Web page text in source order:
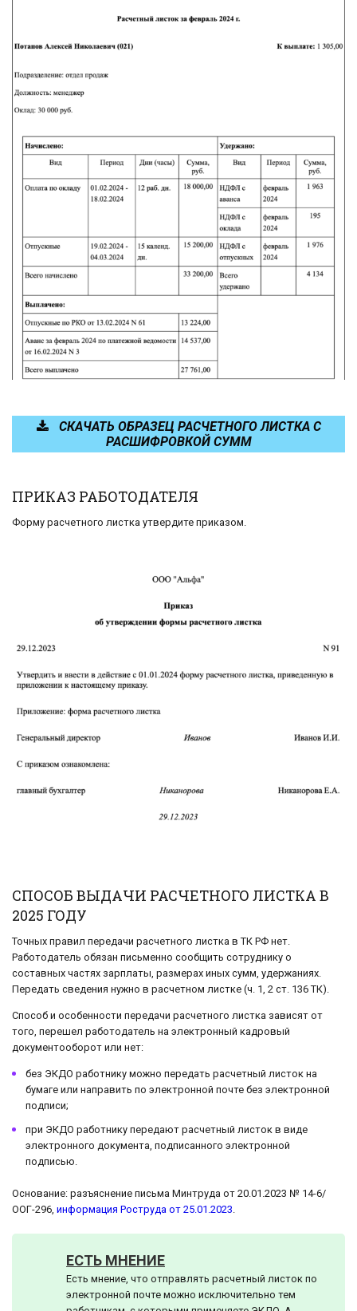
СКАЧАТЬ ОБРАЗЕЦ РАСЧЕТНОГО ЛИСТКА С
РАСШИФРОВКОЙ СУММ
ПРИКАЗ РАБОТОДАТЕЛЯ
Форму расчетного листка утвердите приказом.
СПОСОБ ВЫДАЧИ РАСЧЕТНОГО ЛИСТКА В
2025 ГОДУ
Точных правил передачи расчетного листка в ТК РФ нет.
Работодатель обязан письменно сообщить сотруднику о
составных частях зарплаты, размерах иных сумм, удержаниях.
Передать сведения нужно в расчетном листке (ч. 1, 2 ст. 136 ТК).
Способ и особенности передачи расчетного листка зависят от
того, перешел работодатель на электронный кадровый
документооборот или нет:
без ЭКДО работнику можно передать расчетный листок на
бумаге или направить по электронной почте без электронной
подписи;
при ЭКДО работнику передают расчетный листок в виде
электронного документа, подписанного электронной
подписью.
Основание: разъяснение письма Минтруда от 20.01.2023 № 14-6/
ООГ-296, информация Роструда от 25.01.2023.
ЕСТЬ МНЕНИЕ
Есть мнение, что отправлять расчетный листок по
электронной почте можно исключительно тем